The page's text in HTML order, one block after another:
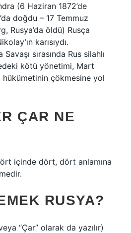
(6 Haziran 1872’de
doğdu – 17 Temmuz
Rusya’da öldü) Rusça
karısıydı.
sırasında Rus silahlı
kötü yönetimi, Mart
hükümetinin çökmesine yol
ÇAR NE
içinde dört, dört anlamına
RUSYA?
“Çar” olarak da yazılır)